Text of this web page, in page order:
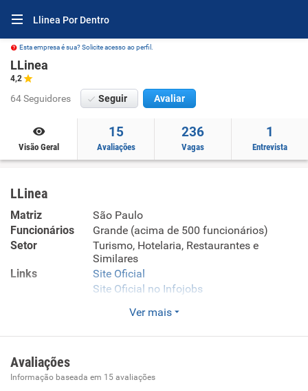
Llinea Por Dentro
Esta empresa é sua? Solicite acesso ao perfil.
LLinea
4,2
64 Seguidores Seguir Avaliar
Visão Geral
15
Avaliações
236
Vagas
1
Entrevista
LLinea
Matriz
São Paulo
Funcionários
Grande (acima de 500 funcionários)
Setor
Turismo, Hotelaria, Restaurantes e
Similares
Links
Site Oficial
Site Oficial no Infojobs
Enviar CV
Fornecimento de alimentos preparados
preponderantemente para empresas. Lanchonetes, casas
de chá, de sucos e similares
Ver mais
Avaliações
Informação baseada em 15 avaliações